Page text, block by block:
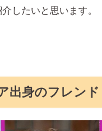
したいと思います。
出身のフレンド